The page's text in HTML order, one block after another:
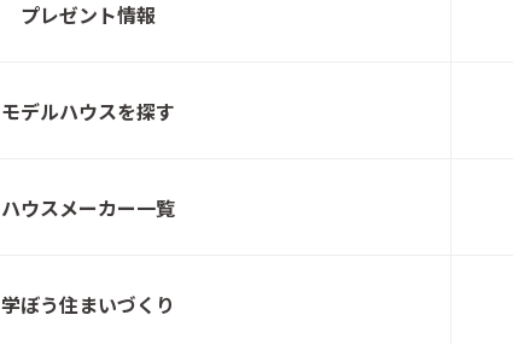
プレゼント情報
モデルハウスを探す
ハウスメーカー一覧
学ぼう住まいづくり